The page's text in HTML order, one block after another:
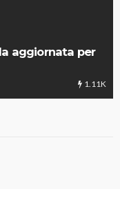
aggiornata per
1.11K